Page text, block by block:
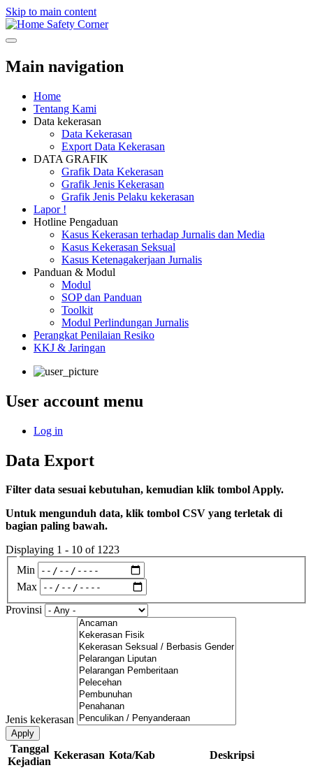
Skip to main content
Safety Corner
Main navigation
Home
Tentang Kami
Data kekerasan
Data Kekerasan
Export Data Kekerasan
DATA GRAFIK
Grafik Data Kekerasan
Grafik Jenis Kekerasan
Grafik Jenis Pelaku kekerasan
Lapor !
Hotline Pengaduan
Kasus Kekerasan terhadap Jurnalis dan Media
Kasus Kekerasan Seksual
Kasus Ketenagakerjaan Jurnalis
Panduan & Modul
Modul
SOP dan Panduan
Toolkit
Modul Perlindungan Jurnalis
Perangkat Penilaian Resiko
KKJ & Jaringan
User account menu
Log in
Data Export
Filter data sesuai kebutuhan, kemudian klik tombol Apply.
Untuk mengunduh data, klik tombol CSV yang terletak di
bagian paling bawah.
Displaying 1 - 10 of 1223
Min
Max
Provinsi
Jenis kekerasan
Apply
Tanggal
Kejadian
Kekerasan Kota/Kab Deskripsi